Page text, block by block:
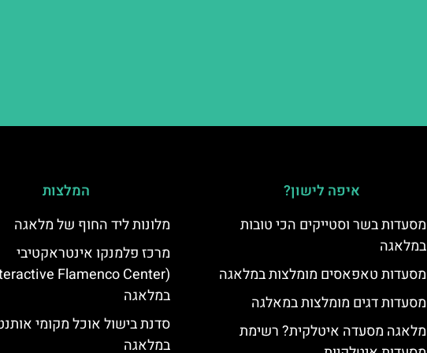
איפה לישון?
מסעדות בשר וסטייקים הכי טובות
במלאגה
מסעדות טאפאסים מומלצות במלאגה
מסעדות דגים מומלצות במאלגה
מלאגה מסעדה איטלקית? רשימת
המלצות
מלונות ליד החוף של מלאגה
מרכז פלמנקו אינטראקטיבי
במלאגה
סדנת בישול אוכל מקומי
במלאגה